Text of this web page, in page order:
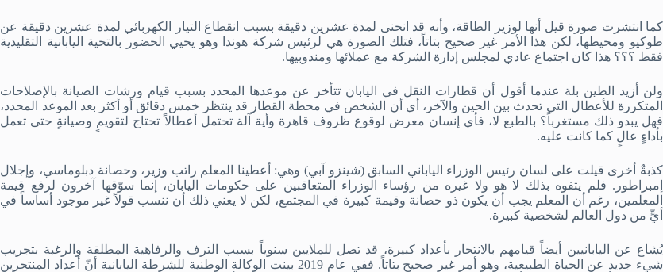
كما انتشرت صورة قيل أنها لوزير الطاقة، وأنه قد انحنى لمدة عشرين دقيقة بسبب انقطاع التيار الكهربائي لمدة عشرين دقيقة عن
طوكيو ومحيطها، لكن هذا الأمر غير صحيح بتاتاً، فتلك الصورة هي لرئيس شركة هوندا وهو يحيي الحضور بالتحية اليابانية التقليدية
فقط ؟؟؟ هذا كان اجتماع عادي لمجلس إدارة الشركة مع عملائها ومندوبيها.
ولن أزيد الطين بلة عندما أقول أن قطارات النقل في اليابان تتأخر عن موعدها المحدد بسبب قيام ورشات الصيانة بالإصلاحات
المتكررة للأعطال التي تحدث بين الحين والآخر، أي أن الشخص في محطة القطار قد ينتظر خمس دقائق أو أكثر بعد الموعد المحدد،
فهل يبدو ذلك مستغرباً؟ بالطبع لا، فأي إنسان معرض لوقوع ظروف قاهرة وأية آلة تحتمل أعطالاً تحتاج لتقويمٍ وصيانةٍ حتى تعمل
بأداءٍ عالٍ كما كانت عليه.
كذبةٌ أخرى قيلت على لسان رئيس الوزراء الياباني السابق (شينزو آبي) وهي: أعطينا المعلم راتب وزير، وحصانة دبلوماسي، وإجلال
إمبراطور. فلم يتفوه بذلك لا هو ولا غيره من رؤساء الوزراء المتعاقبين على حكومات اليابان، إنما سوّقها آخرون لرفع قيمة
المعلمين، رغم أن المعلم يجب أن يكون ذو حصانة وقيمة كبيرة في المجتمع، لكن لا يعني ذلك أن ننسب قولاً غير موجود أساساً في
أيٍّ من دول العالم لشخصية كبيرة.
يُشاع عن اليابانيين أيضاً قيامهم بالانتحار بأعداد كبيرة، قد تصل للملايين سنوياً بسبب الترف والرفاهية المطلقة والرغبة بتجريب
شيء جديد عن الحياة الطبيعية، وهو أمر غير صحيح بتاتاً. ففي عام 2019 بينت الوكالة الوطنية للشرطة اليابانية أنّ أعداد المنتحرين